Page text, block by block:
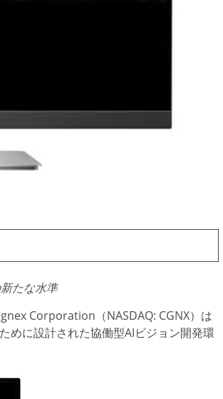
たな水準
Corporation（NASDAQ: CGNX）は
めに設計された協働型AIビジョン開発環